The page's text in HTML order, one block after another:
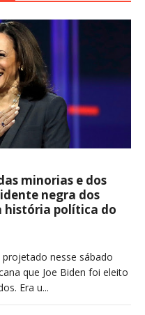
minorias e dos
negra dos
história política do
projetado nesse sábado
que Joe Biden foi eleito
Era u...